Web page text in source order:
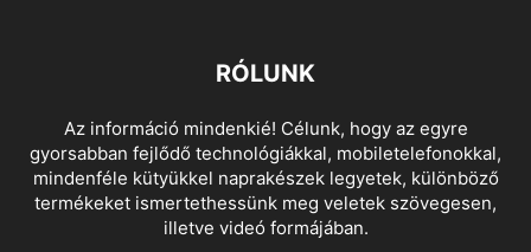
RÓLUNK
Az információ mindenkié! Célunk, hogy az egyre
gyorsabban fejlődő technológiákkal, mobiletelefonokkal,
mindenféle kütyükkel naprakészek legyetek, különböző
termékeket ismertethessünk meg veletek szövegesen,
illetve videó formájában.